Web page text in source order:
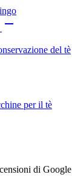

del tè
per il tè
di Google